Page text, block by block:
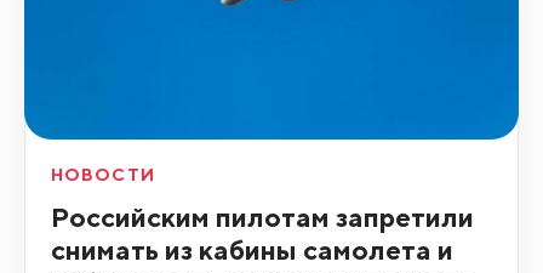
НОВОСТИ
Российским пилотам запретили
снимать из кабины самолета и